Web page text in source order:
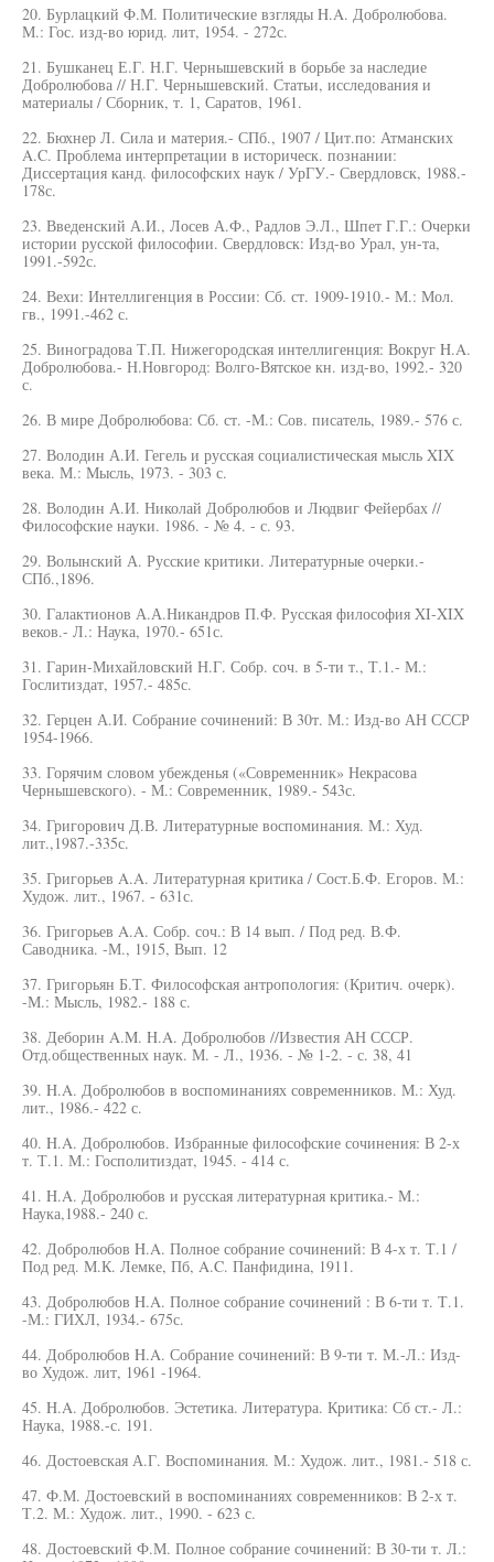
20. Бурлацкий Ф.М. Политические взгляды H.A. Добролюбова.
М.: Гос. изд-во юрид. лит, 1954. - 272с.
21. Бушканец Е.Г. Н.Г. Чернышевский в борьбе за наследие
Добролюбова // Н.Г. Чернышевский. Статьи, исследования и
материалы / Сборник, т. 1, Саратов, 1961.
22. Бюхнер Л. Сила и материя.- СПб., 1907 / Цит.по: Атманских
A.C. Проблема интерпретации в историческ. познании:
Диссертация канд. философских наук / УрГУ.- Свердловск, 1988.-
178с.
23. Введенский А.И., Лосев А.Ф., Радлов Э.Л., Шпет Г.Г.: Очерки
истории русской философии. Свердловск: Изд-во Урал, ун-та,
1991.-592с.
24. Вехи: Интеллигенция в России: Сб. ст. 1909-1910.- М.: Мол.
гв., 1991.-462 с.
25. Виноградова Т.П. Нижегородская интеллигенция: Вокруг H.A.
Добролюбова.- Н.Новгород: Волго-Вятское кн. изд-во, 1992.- 320
с.
26. В мире Добролюбова: Сб. ст. -М.: Сов. писатель, 1989.- 576 с.
27. Володин А.И. Гегель и русская социалистическая мысль XIX
века. М.: Мысль, 1973. - 303 с.
28. Володин А.И. Николай Добролюбов и Людвиг Фейербах //
Философские науки. 1986. - № 4. - с. 93.
29. Волынский А. Русские критики. Литературные очерки.-
СПб.,1896.
30. Галактионов А.А.Никандров П.Ф. Русская философия XI-XIX
веков.- Л.: Наука, 1970.- 651с.
31. Гарин-Михайловский Н.Г. Собр. соч. в 5-ти т., Т.1.- М.:
Гослитиздат, 1957.- 485с.
32. Герцен А.И. Собрание сочинений: В 30т. М.: Изд-во АН СССР
1954-1966.
33. Горячим словом убежденья («Современник» Некрасова
Чернышевского). - М.: Современник, 1989.- 543с.
34. Григорович Д.В. Литературные воспоминания. М.: Худ.
лит.,1987.-335с.
35. Григорьев A.A. Литературная критика / Сост.Б.Ф. Егоров. М.:
Худож. лит., 1967. - 631с.
36. Григорьев A.A. Собр. соч.: В 14 вып. / Под ред. В.Ф.
Саводника. -М., 1915, Вып. 12
37. Григорьян Б.Т. Философская антропология: (Критич. очерк).
-М.: Мысль, 1982.- 188 с.
38. Деборин A.M. H.A. Добролюбов //Известия АН СССР.
Отд.общественных наук. М. - Л., 1936. - № 1-2. - с. 38, 41
39. H.A. Добролюбов в воспоминаниях современников. М.: Худ.
лит., 1986.- 422 с.
40. H.A. Добролюбов. Избранные философские сочинения: В 2-х
т. Т.1. М.: Госполитиздат, 1945. - 414 с.
41. H.A. Добролюбов и русская литературная критика.- М.:
Наука,1988.- 240 с.
42. Добролюбов H.A. Полное собрание сочинений: В 4-х т. Т.1 /
Под ред. М.К. Лемке, Пб, A.C. Панфидина, 1911.
43. Добролюбов H.A. Полное собрание сочинений : В 6-ти т. Т.1.
-М.: ГИХЛ, 1934.- 675с.
44. Добролюбов H.A. Собрание сочинений: В 9-ти т. М.-Л.: Изд-
во Худож. лит, 1961 -1964.
45. H.A. Добролюбов. Эстетика. Литература. Критика: Сб ст.- Л.:
Наука, 1988.-с. 191.
46. Достоевская А.Г. Воспоминания. М.: Худож. лит., 1981.- 518 с.
47. Ф.М. Достоевский в воспоминаниях современников: В 2-х т.
Т.2. М.: Худож. лит., 1990. - 623 с.
48. Достоевский Ф.М. Полное собрание сочинений: В 30-ти т. Л.: